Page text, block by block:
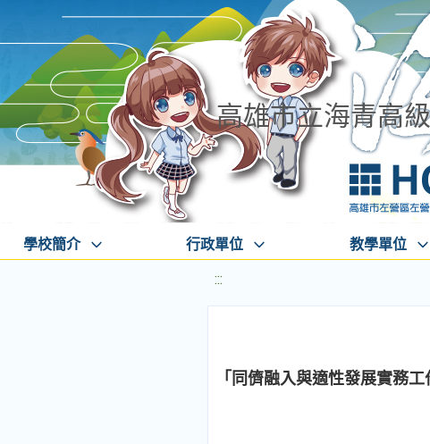
高雄市立海青高
學校簡介 行政單位 教學單位
:::
「同儕融入與適性發展實務